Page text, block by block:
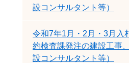
設コンサルタント等）
令和7年1月・2月・3月入
約検査課発注の建設工事
設コンサルタント等）